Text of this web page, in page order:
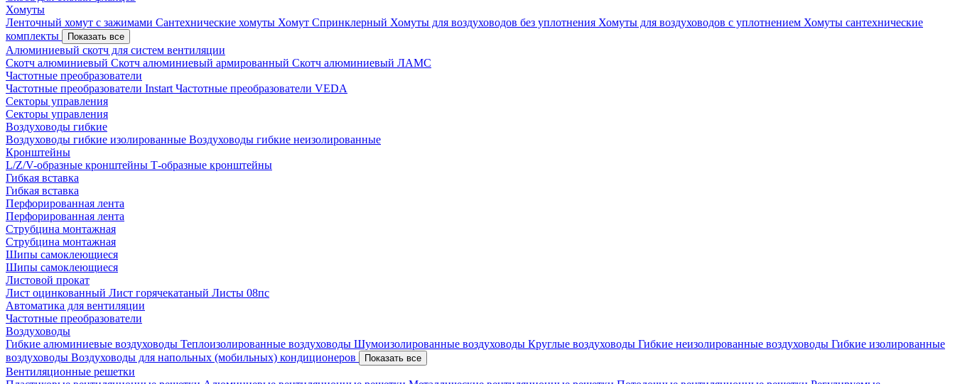
Хомуты
Ленточный хомут с зажимами Сантехнические хомуты Хомут Спринклерный Хомуты для воздуховодов без уплотнения Хомуты для воздуховодов с уплотнением Хомуты сантехнические
комплекты
Показать все
Алюминиевый скотч для систем вентиляции
Скотч алюминиевый Скотч алюминиевый армированный Скотч алюминиевый ЛАМС
Частотные преобразователи
Частотные преобразователи Instart Частотные преобразователи VEDA
Секторы управления
Секторы управления
Воздуховоды гибкие
Воздуховоды гибкие изолированные Воздуховоды гибкие неизолированные
Кронштейны
L/Z/V-образные кронштейны Т-образные кронштейны
Гибкая вставка
Гибкая вставка
Перфорированная лента
Перфорированная лента
Струбцина монтажная
Струбцина монтажная
Шипы самоклеющиеся
Шипы самоклеющиеся
Листовой прокат
Лист оцинкованный Лист горячекатаный Листы 08пс
Автоматика для вентиляции
Частотные преобразователи
Воздуховоды
Гибкие алюминиевые воздуховоды Теплоизолированные воздуховоды Шумоизолированные воздуховоды Круглые воздуховоды Гибкие неизолированные воздуховоды Гибкие изолированные
воздуховоды Воздуховоды для напольных (мобильных) кондиционеров Показать все
Вентиляционные решетки